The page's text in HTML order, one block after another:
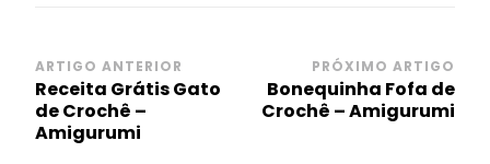
Navegação
de
post
ARTIGO ANTERIOR
Receita Grátis Gato
de Crochê –
Amigurumi
PRÓXIMO ARTIGO
Bonequinha Fofa de
Crochê – Amigurumi